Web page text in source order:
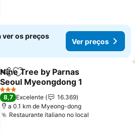
ver os preços
Ver preços
PartilharAdicionar aos favoritos
Nine Tree by Parnas
Seoul Myeongdong 1
3 Estrelas
8,7 Excelente
16.369
a 0.1 km de Myeong-dong
Restaurante italiano no local